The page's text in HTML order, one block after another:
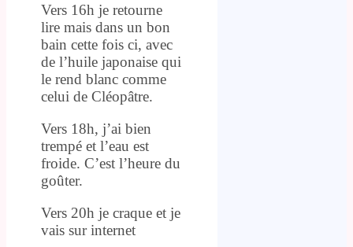
Vers 16h je retourne
lire mais dans un bon
bain cette fois ci, avec
de l’huile japonaise qui
le rend blanc comme
celui de Cléopâtre.
Vers 18h, j’ai bien
trempé et l’eau est
froide. C’est l’heure du
goûter.
Vers 20h je craque et je
vais sur internet